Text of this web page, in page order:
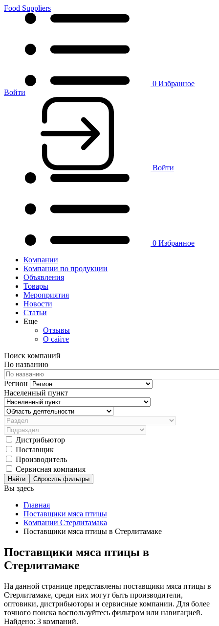
Food Suppliers
0 Избранное
Войти
Войти
0 Избранное
Компании
Компании по продукции
Объявления
Товары
Мероприятия
Новости
Статьи
Еще
Отзывы
О сайте
Поиск компаний
По названию
Регион
Населенный пункт
Дистрибьютор
Поставщик
Производитель
Сервисная компания
Сбросить фильтры
Вы здесь
Главная
Поставщики мяса птицы
Компании Стерлитамака
Поставщики мяса птицы в Стерлитамаке
Поставщики мяса птицы в
Стерлитамаке
На данной странице представлены поставщики мяса птицы в
Стерлитамаке, среди них могут быть производители,
оптовики, дистрибьюторы и сервисные компании. Для более
точного поиска воспользуйтесь фильтром или навигацией.
Найдено: 3 компаний.